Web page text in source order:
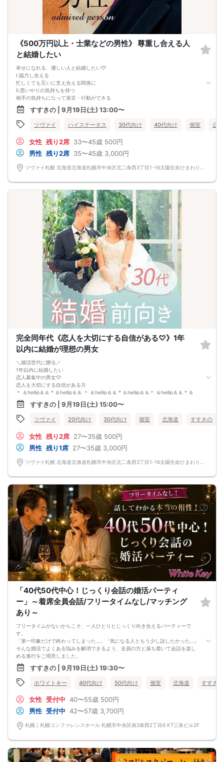
《500万円以上・士業などの男性》 尊重し合える人
と結婚したい
幸せになれる、優しい人と結婚したい♡
Ⅰ.協力し合える
忙しくても互いに支え合える関係に
Ⅱ.思いやりの気持ちを持つ
相手の気持ちになって発言・行動ができる
Ⅲ.お互いに尊重しあえる
習慣や好み、考え方を理解しようとする
この人となら一緒に歩んでいける。
そう思えるパートナーを見つけませんか？
すすきの | 9月19日(土) 13:00〜
ツヴァイ ハイステータス 30代向け 40代向け 個室 公
女性 残り2席 33〜45歳 500円
男性 残り2席 35〜45歳 3,000円
完全同年代《恋人を大切にする自信がある♡》1年
以内に結婚が理想の男女
＼婚活世代に贈る／
1年以内に結婚したい
恋人募集中の男女♡
恋人を大切にする自信がある方
＊ ＆hellip＆＆ * ＆hellip＆＆ ＊ ＆hellip＆＆ * ＆hellip＆＆＊ ＆hellip＆＆ * ＆
hellip＆＆ ＊ ＆hellip＆＆ * ＆hellip＆＆ ＊
・一途な性格でずっと大事に想える自信がある
・辛い時もそばで寄り添っていく自信がある
・家事・育児を分担できる自信がある
＊ ＆hellip＆＆ * ＆hellip＆＆ ＊ ＆hellip＆＆ * ＆hellip＆＆＊ ＆hellip＆＆ * ＆
hellip＆＆ ＊ ＆hellip＆＆ * ＆hellip＆＆ ＊
上記すべて当てはまる方を募集中！
将来のパートナーを見つける出会いを♡
すすきの | 9月19日(土) 15:00〜
ツヴァイ 20代向け 30代向け 個室 北海道 すすきの
女性 残り2席 27〜35歳 500円
男性 残り1席 27〜35歳 3,000円
「40代50代中心！じっくり会話の婚活パーティ
ー」～着席全員会話/フリータイムなし/マッチング
あり～
フリータイムがないからこそ、一人ひとりとじっくり向き合えるパーティーで
す。
「第一印象だけで終わってしまった…」「気になる人ともう少し話したかった…」
そんな婚活でよくある悩みを解消できるよう、全員の方と落ち着いて会話を楽し
める進行をご用意しました。
プロフィールだけでは伝わらない人柄や価値観、話しやすさや笑いのツボなど、
本当に大切な相性は会話の中で見えてくるもの。着席スタイルで時間をかけてお
話しいただけるため、自然体の自分で相手を知ることができます。
フリータイムがないので、話しかけるタイミングに悩んだり、一人で待つ時間が
りの方でも安心してご参加いただけます。
「見た目だけではなく、人柄を大切にした出会いがしたい」「結婚を見据えて、
価値観の合う相手と出会いたい」という40代・50代の方にぴったりのイベントで
す。
落ち着いた雰囲気の中で、一人ひとりとの会話を楽しみながら、本当の相性がわ
すすきの | 9月19日(土) 19:30〜
ホワイトキー 40代向け 50代向け 個室 北海道 すすきの
女性 受付中 40〜55歳 500円
男性 受付中 42〜57歳 3,700円
札幌｜札幌コンファレンスホール 札幌市中央区南3条西2丁目6 KT三条ビル2F